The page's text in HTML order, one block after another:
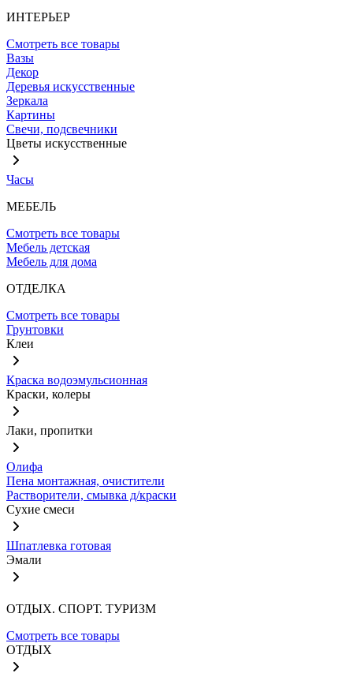
ИНТЕРЬЕР
Смотреть все товары
Вазы
Декор
Деревья искусственные
Зеркала
Картины
Свечи, подсвечники
Цветы искусственные
Часы
МЕБЕЛЬ
Смотреть все товары
Мебель детская
Мебель для дома
ОТДЕЛКА
Смотреть все товары
Грунтовки
Клеи
Краска водоэмульсионная
Краски, колеры
Лаки, пропитки
Олифа
Пена монтажная, очистители
Растворители, смывка д/краски
Сухие смеси
Шпатлевка готовая
Эмали
ОТДЫХ. СПОРТ. ТУРИЗМ
Смотреть все товары
ОТДЫХ